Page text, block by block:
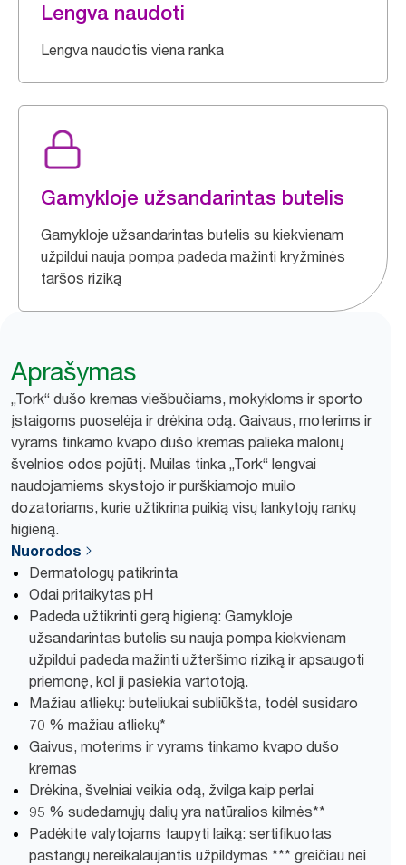
Lengva naudoti
Lengva naudotis viena ranka
Gamykloje užsandarintas butelis
Gamykloje užsandarintas butelis su kiekvienam
užpildui nauja pompa padeda mažinti kryžminės
taršos riziką
Aprašymas
„Tork“ dušo kremas viešbučiams, mokykloms ir sporto
įstaigoms puoselėja ir drėkina odą. Gaivaus, moterims ir
vyrams tinkamo kvapo dušo kremas palieka malonų
švelnios odos pojūtį. Muilas tinka „Tork“ lengvai
naudojamiems skystojo ir purškiamojo muilo
dozatoriams, kurie užtikrina puikią visų lankytojų rankų
higieną.
Nuorodos
Dermatologų patikrinta
Odai pritaikytas pH
Padeda užtikrinti gerą higieną: Gamykloje
užsandarintas butelis su nauja pompa kiekvienam
užpildui padeda mažinti užteršimo riziką ir apsaugoti
priemonę, kol ji pasiekia vartotoją.
Mažiau atliekų: buteliukai subliūkšta, todėl susidaro
70 % mažiau atliekų*
Gaivus, moterims ir vyrams tinkamo kvapo dušo
kremas
Drėkina, švelniai veikia odą, žvilga kaip perlai
95 % sudedamųjų dalių yra natūralios kilmės**
Padėkite valytojams taupyti laiką: sertifikuotas
pastangų nereikalaujantis užpildymas *** greičiau nei